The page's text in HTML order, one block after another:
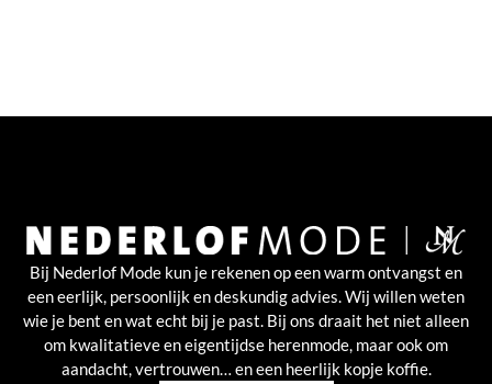
Bij Nederlof Mode kun je rekenen op een warm ontvangst en
een eerlijk, persoonlijk en deskundig advies. Wij willen weten
wie je bent en wat echt bij je past. Bij ons draait het niet alleen
om kwalitatieve en eigentijdse herenmode, maar ook om
aandacht, vertrouwen… en een heerlijk kopje koffie.